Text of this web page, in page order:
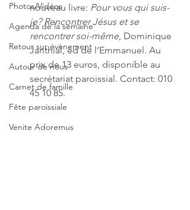
Photos/Vidéos
Agenda de la semaine
Retour sur évènement
Autour de nous
Carnet de famille
Fête paroissiale
Venite Adoremus
nouveau livre: Pour vous qui suis-
je? Rencontrer Jésus et se
rencontrer soi-même, Dominique
Janthial, éd de l’Emmanuel. Au
prix de 13 euros, disponible au
secrétariat paroissial. Contact: 010
45 10 85.